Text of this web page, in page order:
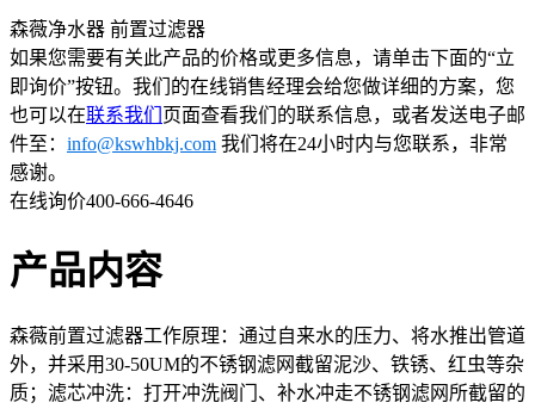
森薇净水器 前置过滤器
如果您需要有关此产品的价格或更多信息，请单击下面的“立
即询价”按钮。我们的在线销售经理会给您做详细的方案，您
也可以在联系我们 页面查看我们的联系信息，或者发送电子邮
件至： info@kswhbkj.com 我们将在24小时内与您联系，非常
感谢。
在线询价400-666-4646
产品内容
森薇前置过滤器工作原理：通过自来水的压力、将水推出管道
外，并采用30-50UM的不锈钢滤网截留泥沙、铁锈、红虫等杂
质；滤芯冲洗：打开冲洗阀门、补水冲走不锈钢滤网所截留的